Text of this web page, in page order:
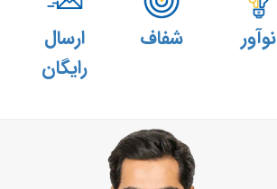
نوآور شفاف
ارسال
رایگان